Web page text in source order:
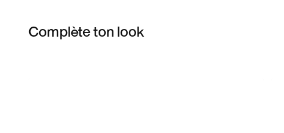
Complète ton look